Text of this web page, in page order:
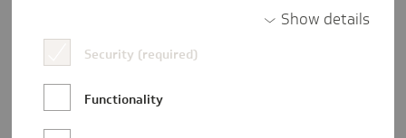
Frauen in Führung – Interview
Show details
Security (required)
Functionality